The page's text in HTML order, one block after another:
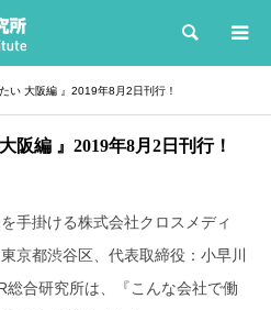
検索
い 大阪編 』2019年8月2日刊行！
阪編 』2019年8月2日刊行！
手掛ける株式会社クロスメディ
京都渋谷区、代表取締役：小早川
合研究所は、『こんな会社で働